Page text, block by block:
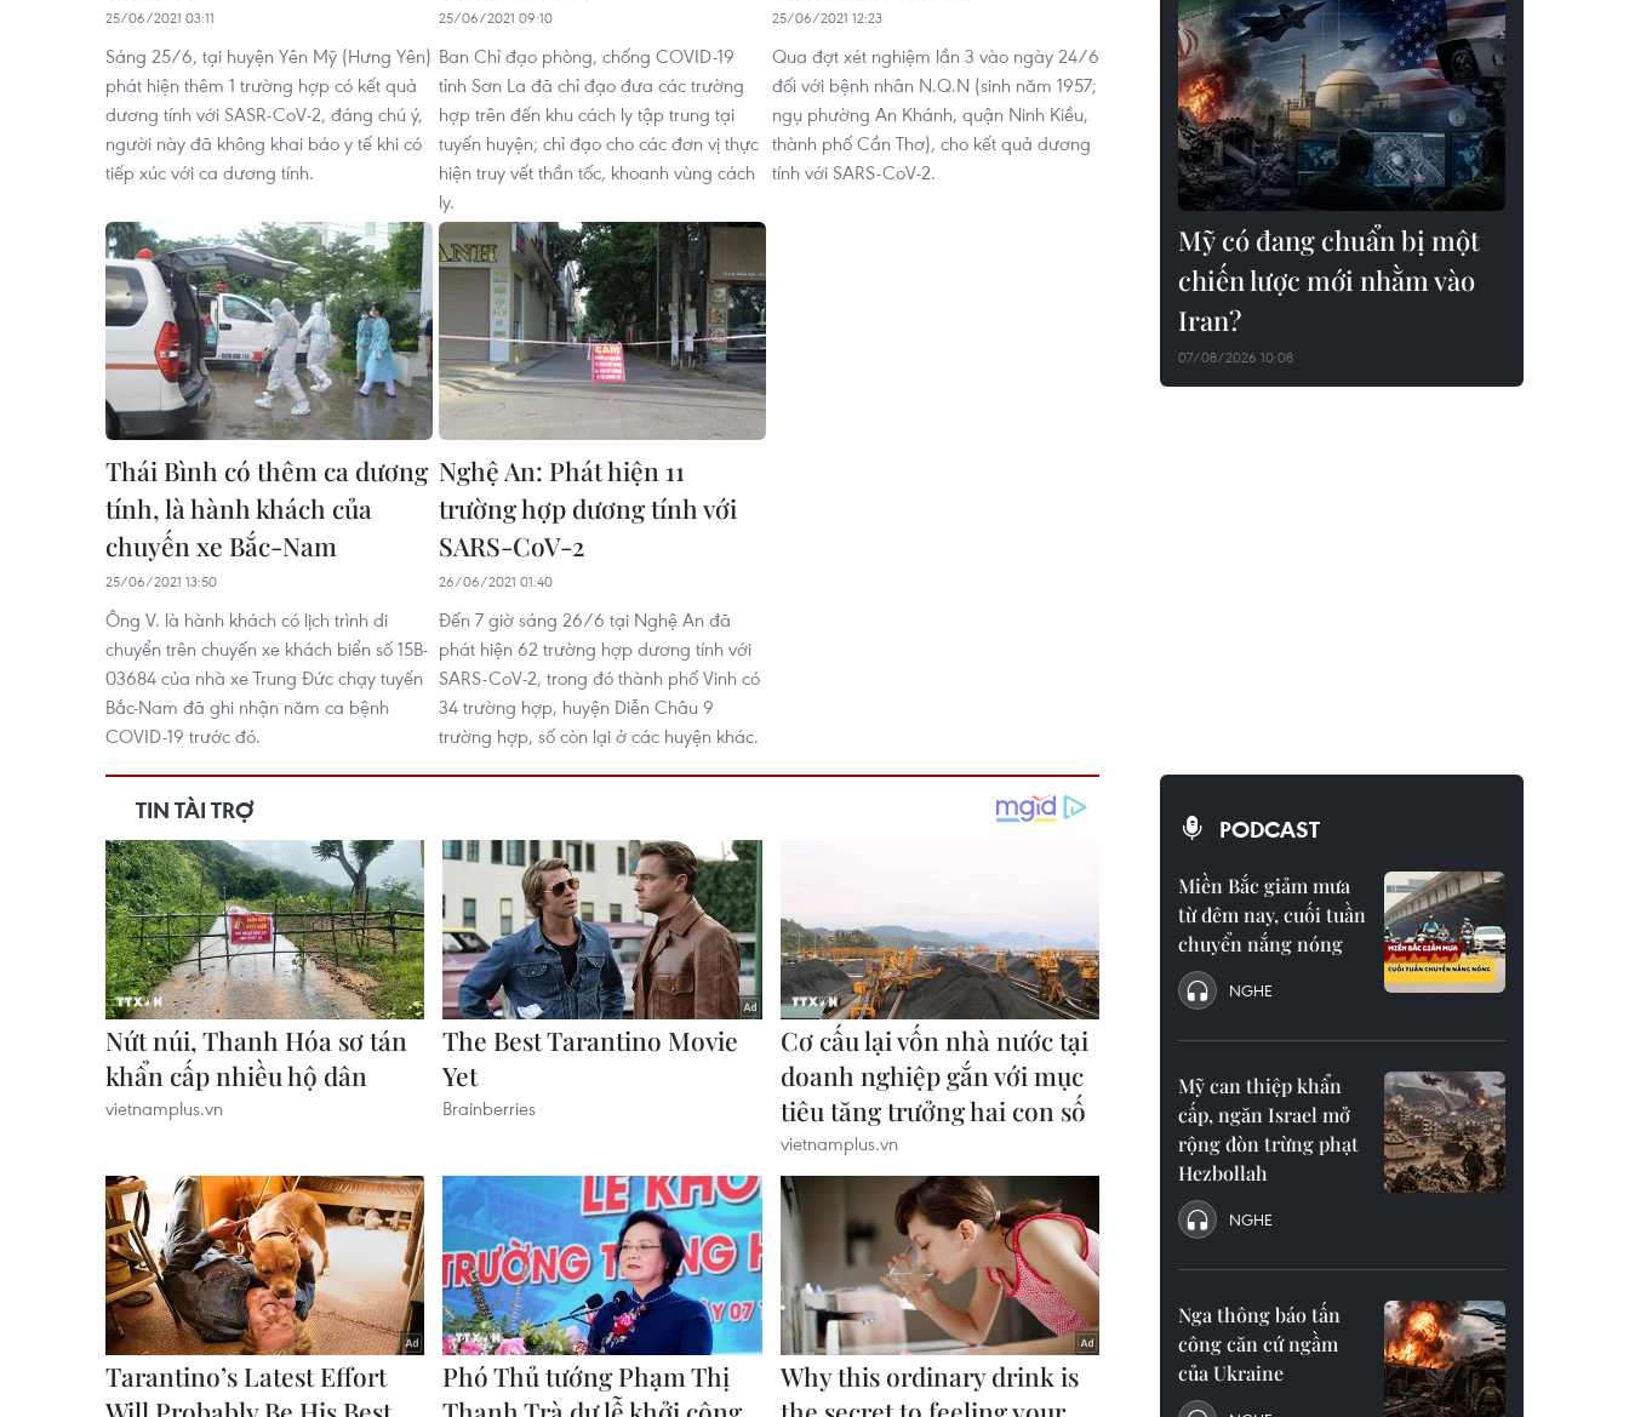
25/06/2021 03:11
Sáng 25/6, tại huyện Yên Mỹ (Hưng Yên)
phát hiện thêm 1 trường hợp có kết quả
dương tính với SASR-CoV-2, đáng chú ý,
người này đã không khai báo y tế khi có
tiếp xúc với ca dương tính.
25/06/2021 09:10
Ban Chỉ đạo phòng, chống COVID-19
tỉnh Sơn La đã chỉ đạo đưa các trường
hợp trên đến khu cách ly tập trung tại
tuyến huyện; chỉ đạo cho các đơn vị thực
hiện truy vết thần tốc, khoanh vùng cách
ly.
25/06/2021 12:23
Qua đợt xét nghiệm lần 3 vào ngày 24/6
đối với bệnh nhân N.Q.N (sinh năm 1957;
ngụ phường An Khánh, quận Ninh Kiều,
thành phố Cần Thơ), cho kết quả dương
tính với SARS-CoV-2.
Thái Bình có thêm ca dương
tính, là hành khách của
chuyến xe Bắc-Nam
25/06/2021 13:50
Ông V. là hành khách có lịch trình di
chuyển trên chuyến xe khách biển số 15B-
03684 của nhà xe Trung Đức chạy tuyến
Bắc-Nam đã ghi nhận năm ca bệnh
COVID-19 trước đó.
Nghệ An: Phát hiện 11
trường hợp dương tính với
SARS-CoV-2
26/06/2021 01:40
Đến 7 giờ sáng 26/6 tại Nghệ An đã
phát hiện 62 trường hợp dương tính với
SARS-CoV-2, trong đó thành phố Vinh có
34 trường hợp, huyện Diễn Châu 9
trường hợp, số còn lại ở các huyện khác.
Mỹ có đang chuẩn bị một
chiến lược mới nhằm vào
Iran?
07/08/2026 10:08
PODCAST
Miền Bắc giảm mưa
từ đêm nay, cuối tuần
chuyển nắng nóng
NGHE
Mỹ can thiệp khẩn
cấp, ngăn Israel mở
rộng đòn trừng phạt
Hezbollah
NGHE
Nga thông báo tấn
công căn cứ ngầm
của Ukraine